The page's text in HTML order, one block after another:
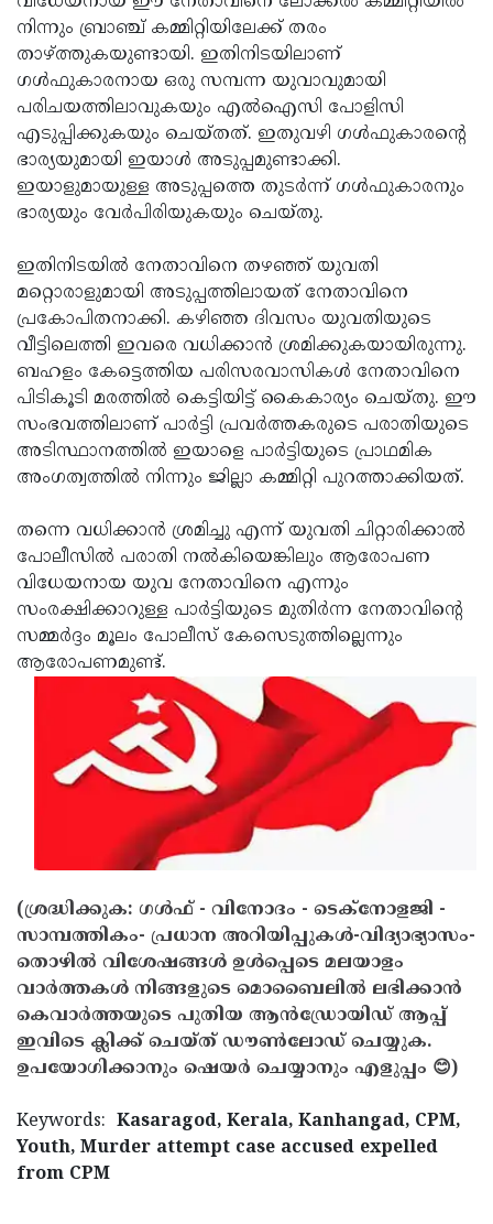
നിന്നും ബ്രാഞ്ച് കമ്മിറ്റിയിലേക്ക് തരം
താഴ്ത്തുകയുണ്ടായി. ഇതിനിടയിലാണ്
ഗള്‍ഫുകാരനായ ഒരു സമ്പന്ന യുവാവുമായി
പരിചയത്തിലാവുകയും എല്‍ഐസി പോളിസി
എടുപ്പിക്കുകയും ചെയ്തത്. ഇതുവഴി ഗള്‍ഫുകാരന്റെ
ഭാര്യയുമായി ഇയാള്‍ അടുപ്പമുണ്ടാക്കി.
ഇയാളുമായുള്ള അടുപ്പത്തെ തുടര്‍ന്ന് ഗള്‍ഫുകാരനും
ഭാര്യയും വേര്‍പിരിയുകയും ചെയ്തു.
ഇതിനിടയില്‍ നേതാവിനെ തഴഞ്ഞ് യുവതി
മറ്റൊരാളുമായി അടുപ്പത്തിലായത് നേതാവിനെ
പ്രകോപിതനാക്കി. കഴിഞ്ഞ ദിവസം യുവതിയുടെ
വീട്ടിലെത്തി ഇവരെ വധിക്കാന്‍ ശ്രമിക്കുകയായിരുന്നു.
ബഹളം കേട്ടെത്തിയ പരിസരവാസികള്‍ നേതാവിനെ
പിടികൂടി മരത്തില്‍ കെട്ടിയിട്ട് കൈകാര്യം ചെയ്തു. ഈ
സംഭവത്തിലാണ് പാര്‍ട്ടി പ്രവര്‍ത്തകരുടെ പരാതിയുടെ
അടിസ്ഥാനത്തില്‍ ഇയാളെ പാര്‍ട്ടിയുടെ പ്രാഥമിക
അംഗത്വത്തില്‍ നിന്നും ജില്ലാ കമ്മിറ്റി പുറത്താക്കിയത്.
തന്നെ വധിക്കാന്‍ ശ്രമിച്ചു എന്ന് യുവതി ചിറ്റാരിക്കാല്‍
പോലീസില്‍ പരാതി നല്‍കിയെങ്കിലും ആരോപണ
വിധേയനായ യുവ നേതാവിനെ എന്നും
സംരക്ഷിക്കാറുള്ള പാര്‍ട്ടിയുടെ മുതിര്‍ന്ന നേതാവിന്റെ
സമ്മര്‍ദ്ദം മൂലം പോലീസ് കേസെടുത്തില്ലെന്നും
ആരോപണമുണ്ട്.
(ശ്രദ്ധിക്കുക: ഗൾഫ് - വിനോദം - ടെക്നോളജി -
സാമ്പത്തികം- പ്രധാന അറിയിപ്പുകൾ-വിദ്യാഭ്യാസം-
തൊഴിൽ വിശേഷങ്ങൾ ഉൾപ്പെടെ മലയാളം
വാർത്തകൾ നിങ്ങളുടെ മൊബൈലിൽ ലഭിക്കാൻ
കെവാർത്തയുടെ പുതിയ ആൻഡ്രോയിഡ് ആപ്പ്
ഇവിടെ ക്ലിക്ക് ചെയ്ത് ഡൗൺലോഡ് ചെയ്യുക.
ഉപയോഗിക്കാനും ഷെയർ ചെയ്യാനും എളുപ്പം 😊)
Keywords: Kasaragod, Kerala, Kanhangad, CPM,
Youth, Murder attempt case accused expelled
from CPM